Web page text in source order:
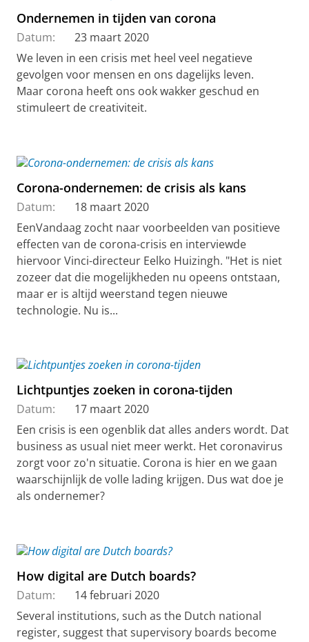
Ondernemen in tijden van corona
Datum:
23 maart 2020
We leven in een crisis met heel veel negatieve
gevolgen voor mensen en ons dagelijks leven.
Maar corona heeft ons ook wakker geschud en
stimuleert de creativiteit.
Corona-ondernemen: de crisis als kans
Datum:
18 maart 2020
EenVandaag zocht naar voorbeelden van positieve
effecten van de corona-crisis en interviewde
hiervoor Vinci-directeur Eelko Huizingh. "Het is niet
zozeer dat die mogelijkheden nu opeens ontstaan,
maar er is altijd weerstand tegen nieuwe
technologie. Nu is...
Lichtpuntjes zoeken in corona-tijden
Datum:
17 maart 2020
Een crisis is een ogenblik dat alles anders wordt. Dat
business as usual niet meer werkt. Het coronavirus
zorgt voor zo'n situatie. Corona is hier en we gaan
waarschijnlijk de volle lading krijgen. Dus wat doe je
als ondernemer?
How digital are Dutch boards?
Datum:
14 februari 2020
Several institutions, such as the Dutch national
register, suggest that supervisory boards become